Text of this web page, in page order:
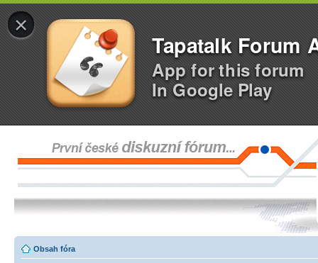
×
Tapatalk Forum
App for this forum
In Google Play
Obsah fóra